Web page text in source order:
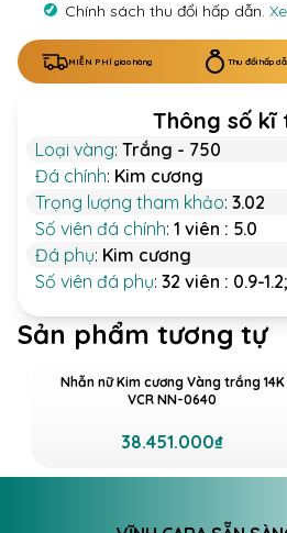
Chính sách thu đổi hấp dẫn.
MIỄN PHÍ giao hàng Thu đổi hấp
Thông số kĩ
Loại vàng: Trắng - 750
Đá chính: Kim cương
Trọng lượng tham khảo: 3.02
Số viên đá chính: 1 viên : 5.0
Đá phụ: Kim cương
Số viên đá phụ: 32 viên : 0.9-
Sản phẩm tương tự
Nhẫn nữ Kim cương Vàng trắng 14K
VCR NN-0640
38.451.000₫